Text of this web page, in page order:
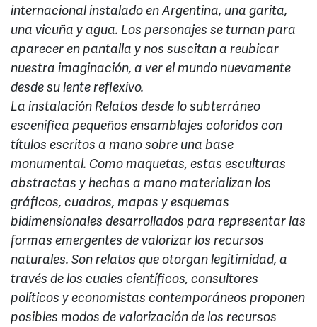
internacional instalado en Argentina, una garita,
una vicuña y agua. Los personajes se turnan para
aparecer en pantalla y nos suscitan a reubicar
nuestra imaginación, a ver el mundo nuevamente
desde su lente reflexivo.
La instalación Relatos desde lo subterráneo
escenifica pequeños ensamblajes coloridos con
títulos escritos a mano sobre una base
monumental. Como maquetas, estas esculturas
abstractas y hechas a mano materializan los
gráficos, cuadros, mapas y esquemas
bidimensionales desarrollados para representar las
formas emergentes de valorizar los recursos
naturales. Son relatos que otorgan legitimidad, a
través de los cuales científicos, consultores
políticos y economistas contemporáneos proponen
posibles modos de valorización de los recursos